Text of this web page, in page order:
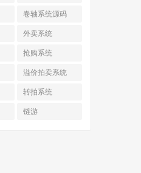
卷轴系统源码
外卖系统
抢购系统
溢价拍卖系统
转拍系统
链游